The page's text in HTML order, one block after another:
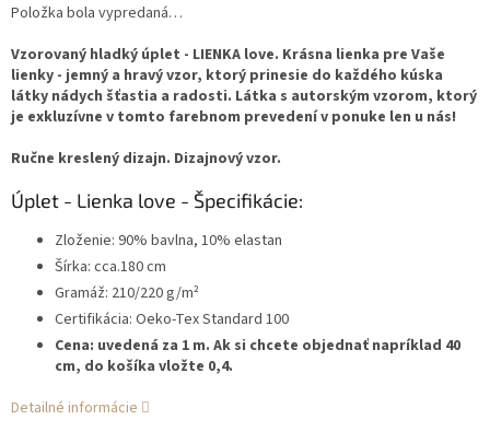
Položka bola vypredaná…
Vzorovaný hladký úplet - LIENKA love. Krásna lienka pre Vaše
lienky - jemný a hravý vzor, ktorý prinesie do každého kúska
látky nádych šťastia a radosti. Látka s autorským vzorom, ktorý
je exkluzívne v tomto farebnom prevedení v ponuke len u nás!
Ručne kreslený dizajn. Dizajnový vzor.
Úplet - Lienka love - Špecifikácie:
Zloženie: 90% bavlna, 10% elastan
Šírka: cca.180 cm
Gramáž: 210/220 g/m²
Certifikácia: Oeko-Tex Standard 100
Cena: uvedená za 1 m. Ak si chcete objednať napríklad 40
cm, do košíka vložte 0,4.
Detailné informácie